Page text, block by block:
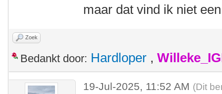
maar dat vind ik niet
Zoek
Bedankt door: Hardloper ,
19-Jul-2025, 11:52 AM (Dit